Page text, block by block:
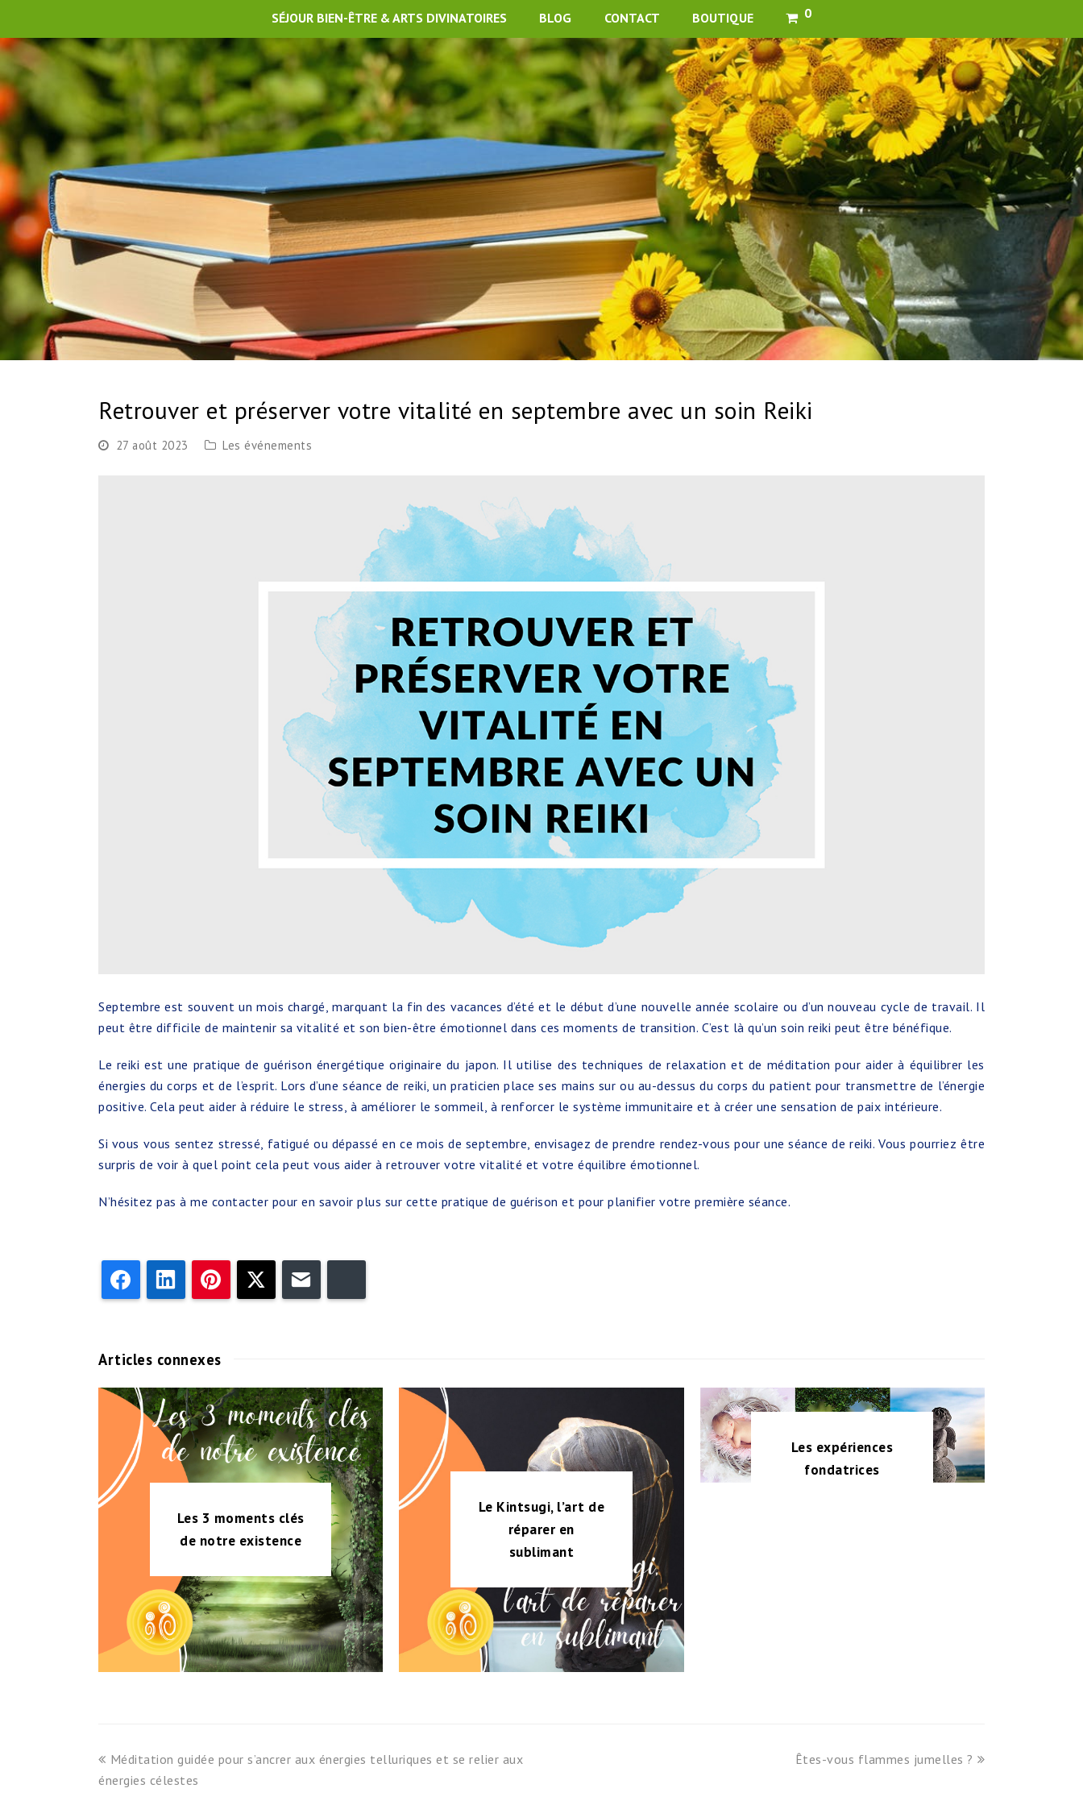
SÉJOUR BIEN-ÊTRE & ARTS DIVINATOIRES BLOG CONTACT BOUTIQUE 0
Retrouver et préserver votre vitalité en septembre avec un soin Reiki
27 août 2023 Les événements
Septembre est souvent un mois chargé, marquant la fin des vacances d’été et le début d’une nouvelle année scolaire ou d’un nouveau cycle de travail. Il
peut être difficile de maintenir sa vitalité et son bien-être émotionnel dans ces moments de transition. C’est là qu’un soin reiki peut être bénéfique.
Le reiki est une pratique de guérison énergétique originaire du japon. Il utilise des techniques de relaxation et de méditation pour aider à équilibrer les
énergies du corps et de l’esprit. Lors d’une séance de reiki, un praticien place ses mains sur ou au-dessus du corps du patient pour transmettre de l’énergie
positive. Cela peut aider à réduire le stress, à améliorer le sommeil, à renforcer le système immunitaire et à créer une sensation de paix intérieure.
Si vous vous sentez stressé, fatigué ou dépassé en ce mois de septembre, envisagez de prendre rendez-vous pour une séance de reiki. Vous pourriez être
surpris de voir à quel point cela peut vous aider à retrouver votre vitalité et votre équilibre émotionnel.
N’hésitez pas à me contacter pour en savoir plus sur cette pratique de guérison et pour planifier votre première séance.
FacebookLinkedIn PinterestTwitter
Articles connexes
Les 3 moments clés
de notre existence
Le Kintsugi, l’art de
réparer en
sublimant
Les expériences
fondatrices
previous
post:
Méditation guidée pour s’ancrer aux énergies telluriques et se relier aux
énergies célestes
next
Êtes-vous flammes jumelles ?